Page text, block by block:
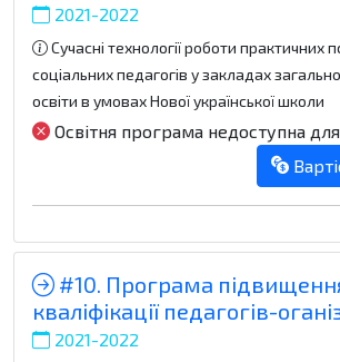
2021-2022
Сучасні технології роботи практичних
соціальних педагогів у закладах
освіти в умовах Нової української школи
Освітня програма недоступна для
#10. Програма
кваліфікації педагогів-
2021-2022